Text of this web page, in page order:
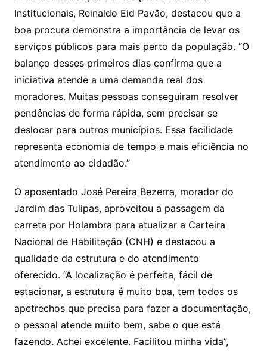
Institucionais, Reinaldo Eid Pavão, destacou que a
boa procura demonstra a importância de levar os
serviços públicos para mais perto da população. “O
balanço desses primeiros dias confirma que a
iniciativa atende a uma demanda real dos
moradores. Muitas pessoas conseguiram resolver
pendências de forma rápida, sem precisar se
deslocar para outros municípios. Essa facilidade
representa economia de tempo e mais eficiência no
atendimento ao cidadão.”
O aposentado José Pereira Bezerra, morador do
Jardim das Tulipas, aproveitou a passagem da
carreta por Holambra para atualizar a Carteira
Nacional de Habilitação (CNH) e destacou a
qualidade da estrutura e do atendimento
oferecido. “A localização é perfeita, fácil de
estacionar, a estrutura é muito boa, tem todos os
apetrechos que precisa para fazer a documentação,
o pessoal atende muito bem, sabe o que está
fazendo. Achei excelente. Facilitou minha vida”,